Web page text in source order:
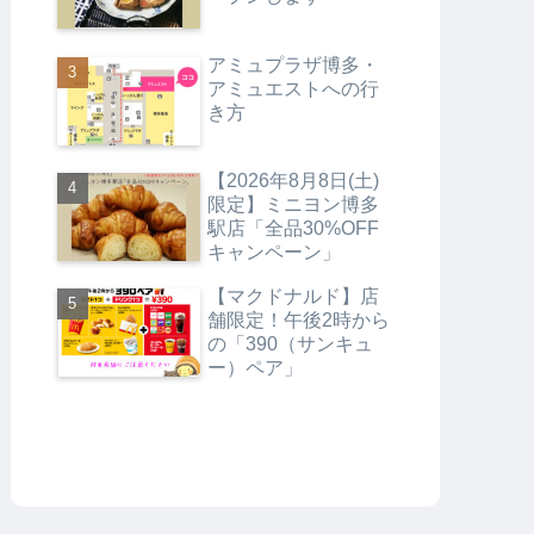
アミュプラザ博多・
アミュエストへの行
き方
【2026年8月8日(土)
限定】ミニヨン博多
駅店「全品30%OFF
キャンペーン」
【マクドナルド】店
舗限定！午後2時から
の「390（サンキュ
ー）ペア」